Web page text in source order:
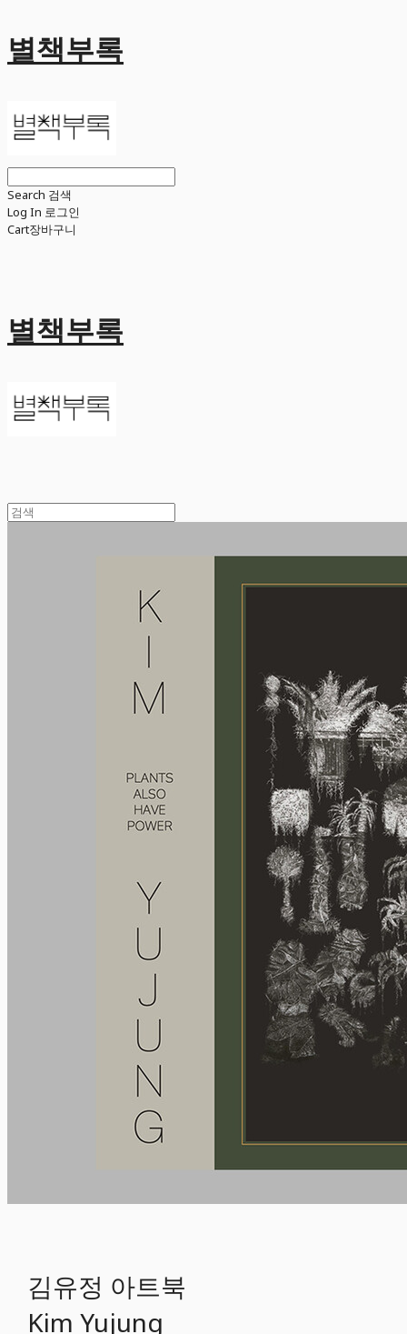
별책부록
Search 검색
Log In 로그인
Cart장바구니
별책부록
김유정 아트북
Kim Yujung